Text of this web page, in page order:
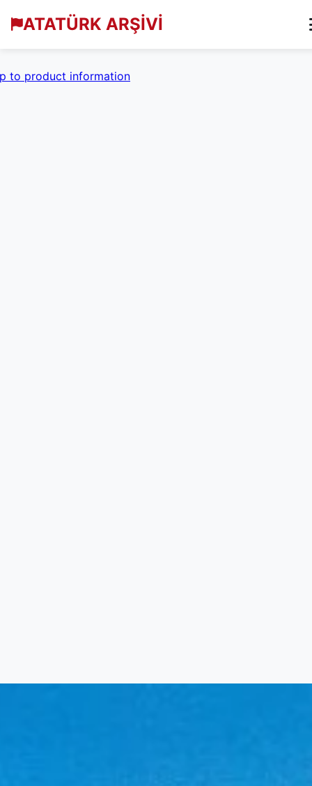
ATATÜRK ARŞİVİ
to product information